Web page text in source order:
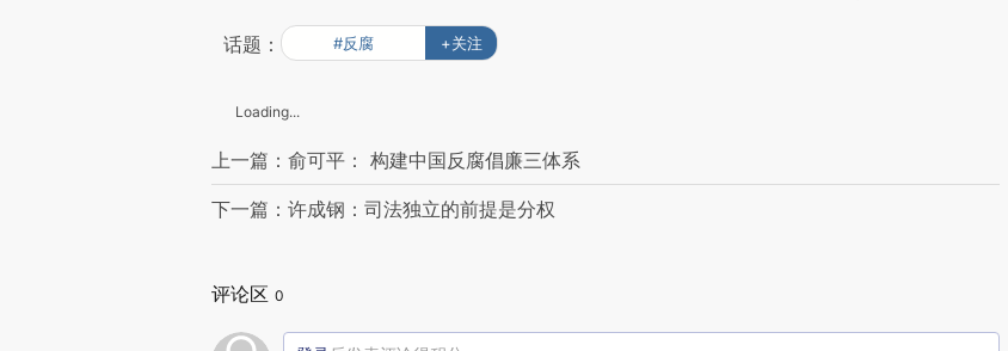
话题： #反腐 +关注
Loading...
上一篇：俞可平： 构建中国反腐倡廉三体系
下一篇：许成钢：司法独立的前提是分权
评论区 0